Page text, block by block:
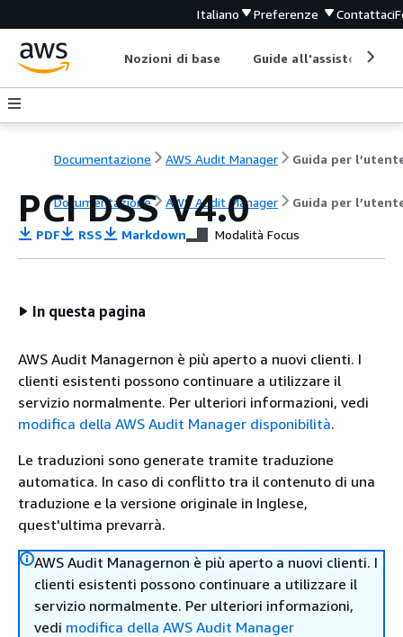
Italiano Preferenze Contattaci
Nozioni di base Guide all'assistenza
Documentazione AWS Audit Manager Guida per
Documentazione AWS Audit Manager Guida per
PCI DSS V4.0
PDF RSS Markdown Modalità Focus
In questa pagina
AWS Audit Managernon è più aperto a nuovi clienti. I
clienti esistenti possono continuare a utilizzare il
servizio normalmente. Per ulteriori informazioni, vedi
modifica della AWS Audit Manager disponibilità.
Le traduzioni sono generate tramite traduzione
automatica. In caso di conflitto tra il contenuto di una
traduzione e la versione originale in Inglese,
quest'ultima prevarrà.
AWS Audit Managernon è più aperto a nuovi clienti. I
clienti esistenti possono continuare a utilizzare il
servizio normalmente. Per ulteriori informazioni,
vedi modifica della AWS Audit Manager